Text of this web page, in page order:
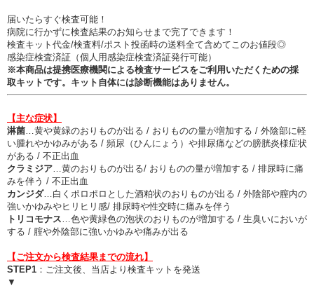
届いたらすぐ検査可能！
病院に行かずに検査結果のお知らせまで完了できます！
検査キット代金/検査料/ポスト投函時の送料全て含めてこのお値段◎
感染症検査済証（個人用感染症検査済証発行可能）
※本商品は提携医療機関による検査サービスをご利用いただくための採
取キットです。キット自体には診断機能はありません。
【主な症状】
淋菌…黄や黄緑のおりものが出る / おりものの量が増加する / 外陰部に軽
い腫れやかゆみがある / 頻尿（ひんにょう）や排尿痛などの膀胱炎様症状
がある / 不正出血
クラミジア…黄のおりものが出る/ おりものの量が増加する / 排尿時に痛
みを伴う / 不正出血
カンジダ…白くポロポロとした酒粕状のおりものが出る / 外陰部や膣内の
強いかゆみやヒリヒリ感/ 排尿時や性交時に痛みを伴う
トリコモナス…色や黄緑色の泡状のおりものが増加する / 生臭いにおいが
する / 腟や外陰部に強いかゆみや痛みが出る
【ご注文から検査結果までの流れ】
STEP1 ：ご注文後、当店より検査キットを発送
▼